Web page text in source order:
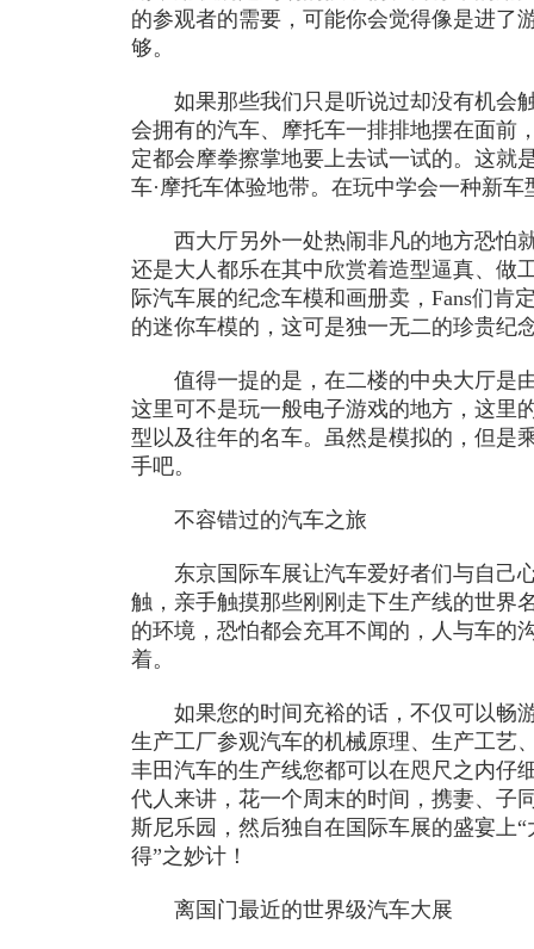
的参观者的需要，可能你会觉得像是进了
够。
如果那些我们只是听说过却没有机会
会拥有的汽车、摩托车一排排地摆在面前
定都会摩拳擦掌地要上去试一试的。这就
车·摩托车体验地带。在玩中学会一种新
西大厅另外一处热闹非凡的地方恐怕就
还是大人都乐在其中欣赏着造型逼真、做
际汽车展的纪念车模和画册卖，Fans们肯
的迷你车模的，这可是独一无二的珍贵纪
值得一提的是，在二楼的中央大厅是
这里可不是玩一般电子游戏的地方，这里
型以及往年的名车。虽然是模拟的，但是
手吧。
不容错过的汽车之旅
东京国际车展让汽车爱好者们与自己
触，亲手触摸那些刚刚走下生产线的世界
的环境，恐怕都会充耳不闻的，人与车的
着。
如果您的时间充裕的话，不仅可以畅
生产工厂参观汽车的机械原理、生产工艺
丰田汽车的生产线您都可以在咫尺之内仔
代人来讲，花一个周末的时间，携妻、子
斯尼乐园，然后独自在国际车展的盛宴上
得”之妙计！
离国门最近的世界级汽车大展